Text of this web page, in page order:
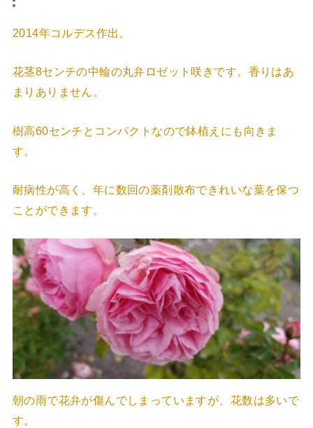
2014年コルデス作出。
花茎8センチの中輪の丸弁ロゼット咲きです。香りはあ
まりありません。
樹高60センチとコンパクトなので鉢植えにも向きま
す。
耐病性が高く、年に数回の薬剤散布できれいな葉を保つ
ことができます。
朝の雨で花弁が傷んでしまっていますが、花数は多いで
す。